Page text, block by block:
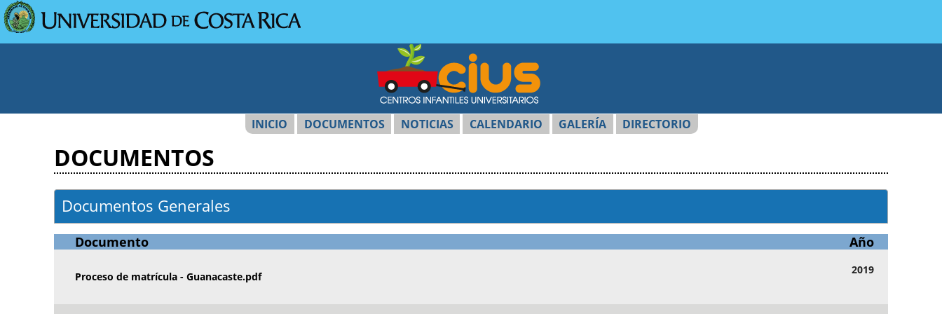
Pasar al contenido principal
INICIO DOCUMENTOS NOTICIAS CALENDARIO GALERÍA DIRECTORIO
DOCUMENTOS
Documentos Generales
Documento Año
2019
Proceso de matrícula - Guanacaste.pdf